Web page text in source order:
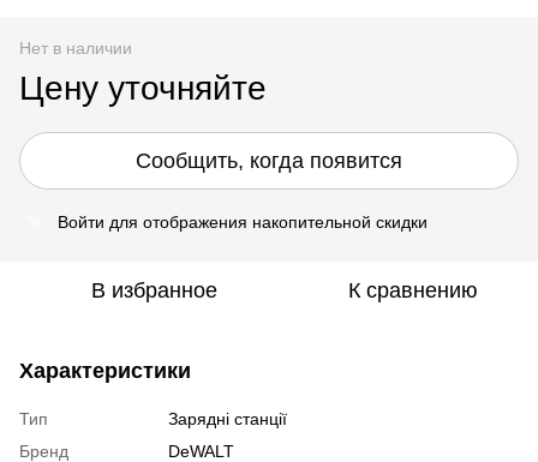
Нет в наличии
Цену уточняйте
Сообщить, когда появится
Войти для отображения накопительной скидки
В избранное К сравнению
Характеристики
Тип
Зарядні станції
Бренд
DeWALT